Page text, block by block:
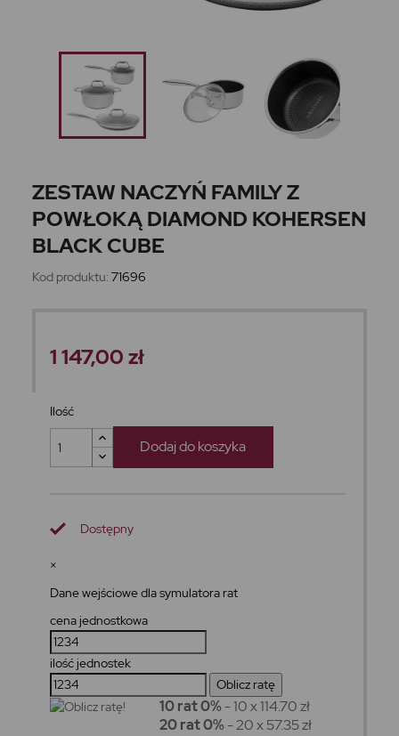
ZESTAW NACZYŃ FAMILY Z
POWŁOKĄ DIAMOND KOHERSEN
BLACK CUBE
Kod produktu: 71696
1 147,00 zł
Ilość
Dodaj do koszyka
Dostępny
×
Dane wejściowe dla symulatora rat
cena jednostkowa
ilość jednostek
10 rat 0% - 10 x 114.70 zł
20 rat 0% - 20 x 57.35 zł